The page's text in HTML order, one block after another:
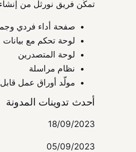
تمكّن فريق نورثل من
صفحة أداء فردي
لوحة تحكم مع
لوحة المتصدرين
نظام مراسلة
مولّد أوراق عمل
أحدث تدوينات المدونة
18/09/2023
05/09/2023